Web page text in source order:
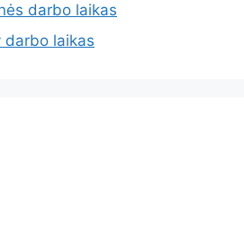
darbo laikas
darbo laikas